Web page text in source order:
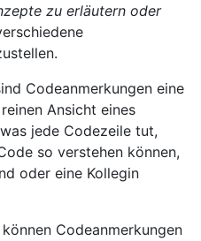
zu erläutern oder
Codeanmerkungen eine
Ansicht eines
jede Codezeile tut,
so verstehen können,
oder eine Kollegin
Codeanmerkungen